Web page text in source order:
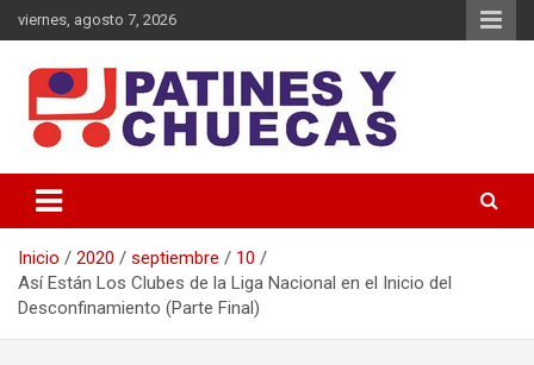
Saltar
al
viernes, agosto 7, 2026
Patines y Chuecas
Inicio 2020 septiembre
10
Así Están Los Clubes de la Liga Nacional en el Inicio del
Desconfinamiento (Parte Final)